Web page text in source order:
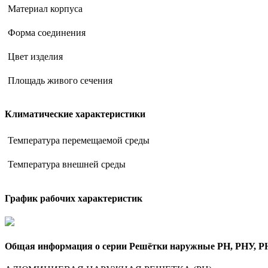
Материал корпуса
Форма соединения
Цвет изделия
Площадь живого сечения
Климатические характеристики
Температура перемещаемой среды
Температура внешней среды
График рабочих характеристик
Общая информация о серии Решётки наружные РН, РНУ,